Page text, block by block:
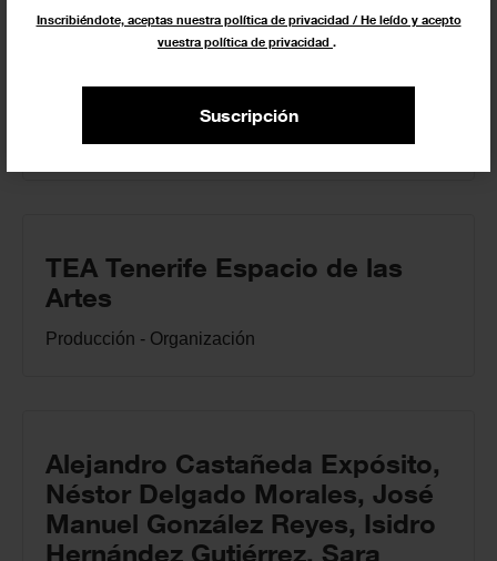
Inscribiéndote, aceptas nuestra política de privacidad / He leído y acepto
vuestra política de privacidad .
Suscripción
Comisariado
TEA Tenerife Espacio de las
Artes
Producción - Organización
Alejandro Castañeda Expósito,
Néstor Delgado Morales, José
Manuel González Reyes, Isidro
Hernández Gutiérrez, Sara